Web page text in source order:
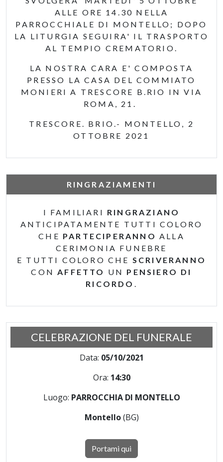
ALLE ORE 14.30 NELLA
PARROCCHIALE DI MONTELLO; DOPO
LA LITURGIA SEGUIRA' IL TRASPORTO
AL TEMPIO CREMATORIO.
LA NOSTRA CARA E' COMPOSTA
PRESSO LA CASA DEL COMMIATO
MONIERI A TRESCORE B.RIO IN VIA
ROMA, 21.
TRESCORE. BRIO.- MONTELLO, 2
OTTOBRE 2021
RINGRAZIAMENTI
I FAMILIARI RINGRAZIANO
ANTICIPATAMENTE TUTTI COLORO
CHE PARTECIPERANNO ALLA
CERIMONIA FUNEBRE
E TUTTI COLORO CHE SCRIVERANNO
CONAFFETTO UN PENSIERO DI
RICORDO .
CELEBRAZIONE DEL FUNERALE
Data: 05/10/2021
Ora: 14:30
Luogo: PARROCCHIA DI MONTELLO
Montello(BG)
Portami qui